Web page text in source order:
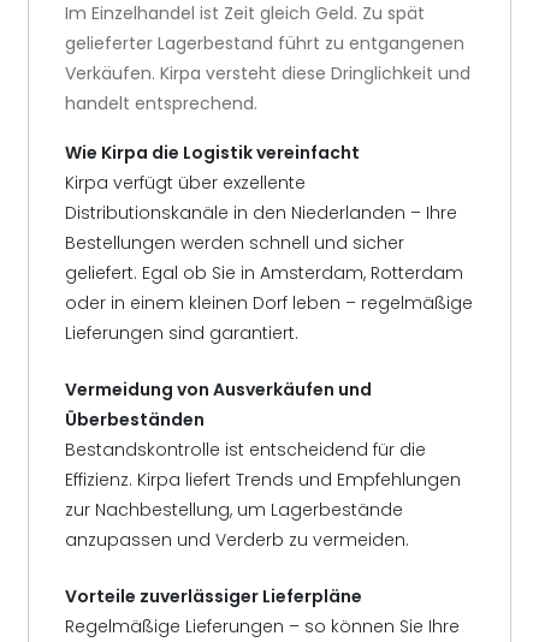
Im Einzelhandel ist Zeit gleich Geld. Zu spät
gelieferter Lagerbestand führt zu entgangenen
Verkäufen. Kirpa versteht diese Dringlichkeit und
handelt entsprechend.
Wie Kirpa die Logistik vereinfacht
Kirpa verfügt über exzellente
Distributionskanäle in den Niederlanden – Ihre
Bestellungen werden schnell und sicher
geliefert. Egal ob Sie in Amsterdam, Rotterdam
oder in einem kleinen Dorf leben – regelmäßige
Lieferungen sind garantiert.
Vermeidung von Ausverkäufen und
Überbeständen
Bestandskontrolle ist entscheidend für die
Effizienz. Kirpa liefert Trends und Empfehlungen
zur Nachbestellung, um Lagerbestände
anzupassen und Verderb zu vermeiden.
Vorteile zuverlässiger Lieferpläne
Regelmäßige Lieferungen – so können Sie Ihre